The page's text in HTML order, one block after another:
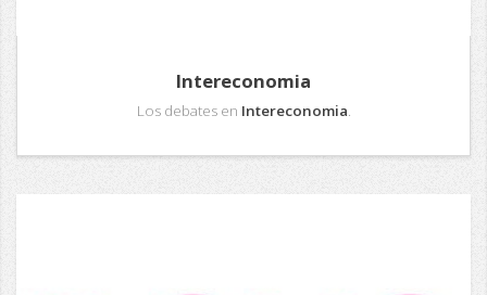
Intereconomia
Los debates en Intereconomia